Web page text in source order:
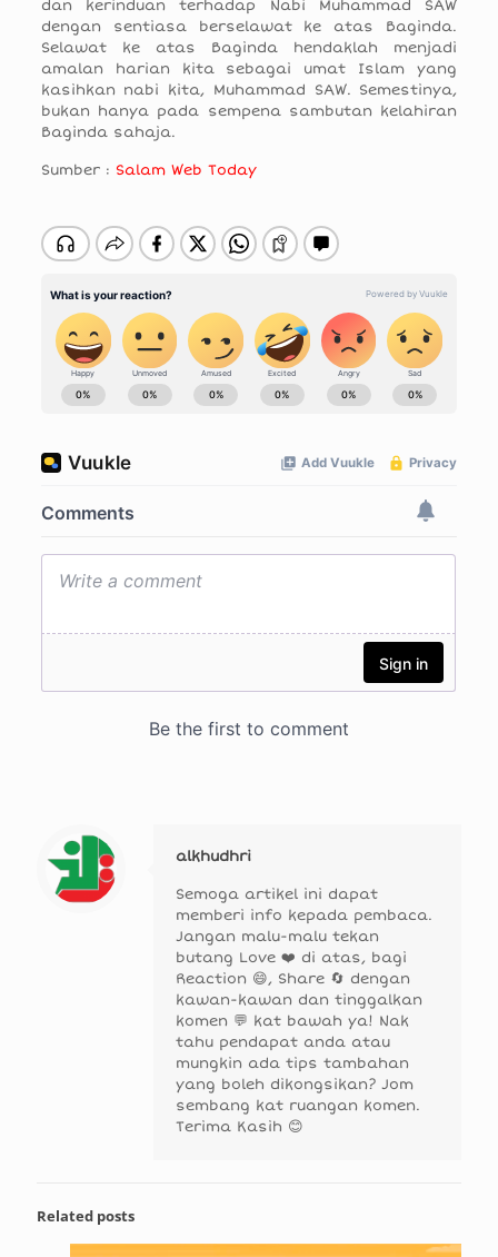
dan kerinduan terhadap Nabi Muhammad SAW
dengan sentiasa berselawat ke atas Baginda.
Selawat ke atas Baginda hendaklah menjadi
amalan harian kita sebagai umat Islam yang
kasihkan nabi kita, Muhammad SAW. Semestinya,
bukan hanya pada sempena sambutan kelahiran
Baginda sahaja.
Sumber : Salam Web Today
alkhudhri
Semoga artikel ini dapat
memberi info kepada pembaca.
Jangan malu-malu tekan
butang Love ❤️ di atas, bagi
Reaction 😄, Share 🔄 dengan
kawan-kawan dan tinggalkan
komen 💬 kat bawah ya! Nak
tahu pendapat anda atau
mungkin ada tips tambahan
yang boleh dikongsikan? Jom
sembang kat ruangan komen.
Terima Kasih 😊
Related posts